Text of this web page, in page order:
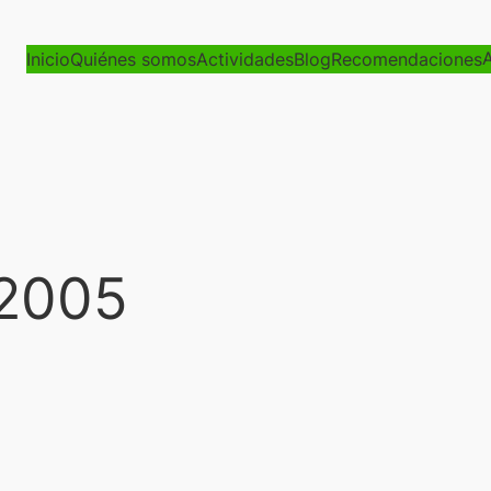
InicioQuiénes somosActividadesBlogRecomendaciones